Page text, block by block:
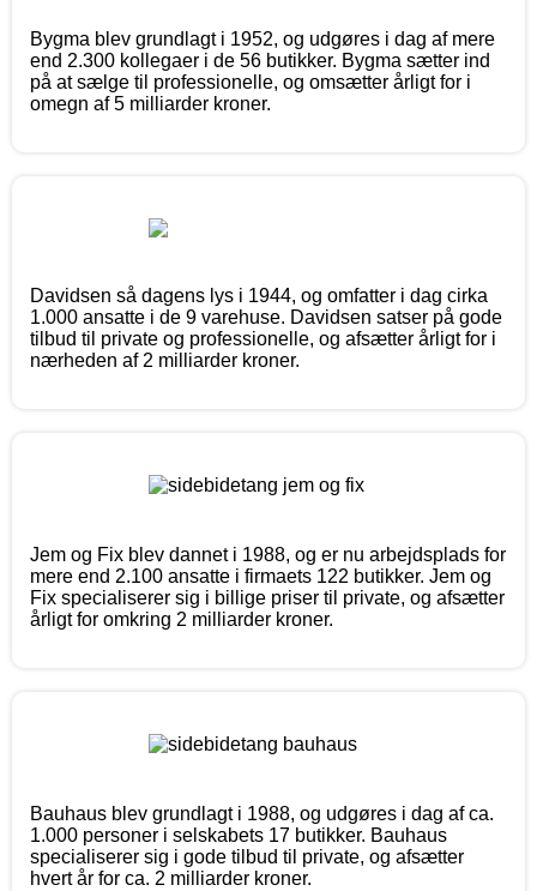
Bygma blev grundlagt i 1952, og udgøres i dag af mere
end 2.300 kollegaer i de 56 butikker. Bygma sætter ind
på at sælge til professionelle, og omsætter årligt for i
omegn af 5 milliarder kroner.
Davidsen så dagens lys i 1944, og omfatter i dag cirka
1.000 ansatte i de 9 varehuse. Davidsen satser på gode
tilbud til private og professionelle, og afsætter årligt for i
nærheden af 2 milliarder kroner.
Jem og Fix blev dannet i 1988, og er nu arbejdsplads for
mere end 2.100 ansatte i firmaets 122 butikker. Jem og
Fix specialiserer sig i billige priser til private, og afsætter
årligt for omkring 2 milliarder kroner.
Bauhaus blev grundlagt i 1988, og udgøres i dag af ca.
1.000 personer i selskabets 17 butikker. Bauhaus
specialiserer sig i gode tilbud til private, og afsætter
hvert år for ca. 2 milliarder kroner.